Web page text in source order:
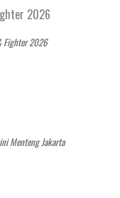
Fighter 2026
Menteng Jakarta